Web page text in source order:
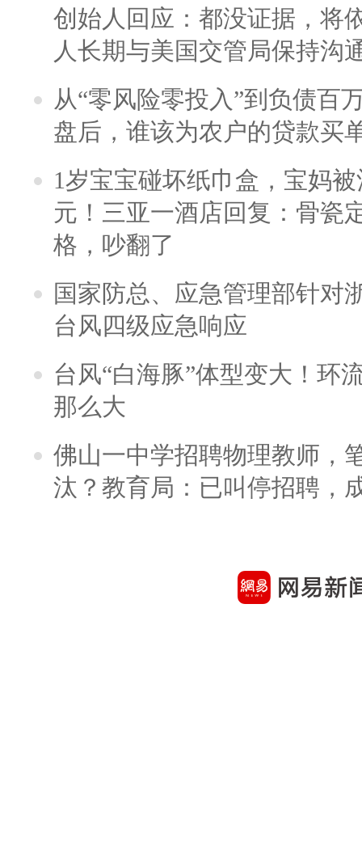
创始人回应：都没证据，将
人长期与美国交管局保持沟
从“零风险零投入”到负债百
盘后，谁该为农户的贷款买
1岁宝宝碰坏纸巾盒，宝妈
元！三亚一酒店回复：骨瓷
格，吵翻了
国家防总、应急管理部针对
台风四级应急响应
台风“白海豚”体型变大！环
那么大
佛山一中学招聘物理教师，
汰？教育局：已叫停招聘，